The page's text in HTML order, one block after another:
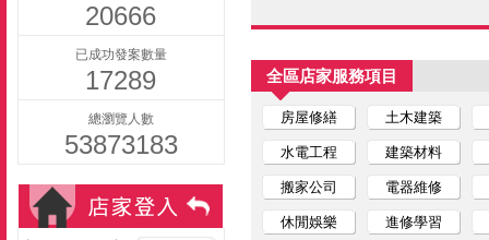
20666
已成功發案數量
17289
總瀏覽人數
53873183
全區店家服務項目
房屋修繕 土木建築
水電工程 建築材料
搬家公司 電器維修
休閒娛樂 進修學習